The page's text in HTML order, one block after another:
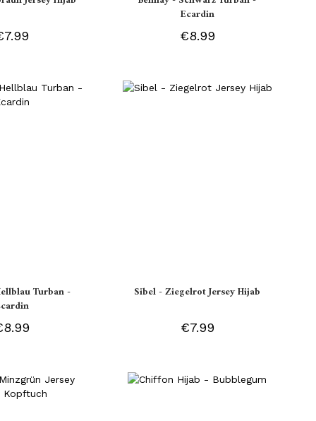
Ecardin
€8.99
Turban -
Sibel - Ziegelrot Jersey Hijab
€7.99